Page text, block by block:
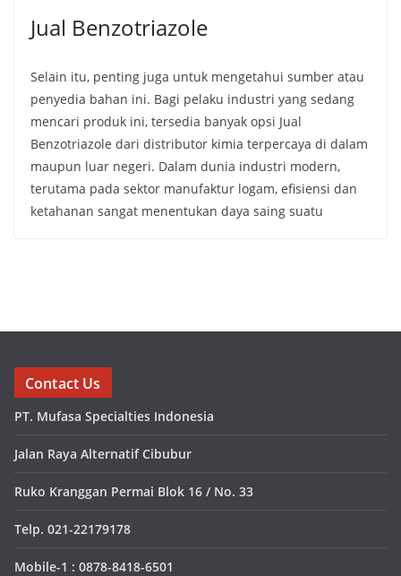
Jual Benzotriazole
Selain itu, penting juga untuk mengetahui sumber atau
penyedia bahan ini. Bagi pelaku industri yang sedang
mencari produk ini, tersedia banyak opsi Jual
Benzotriazole dari distributor kimia terpercaya di dalam
maupun luar negeri. Dalam dunia industri modern,
terutama pada sektor manufaktur logam, efisiensi dan
ketahanan sangat menentukan daya saing suatu
Contact Us
PT. Mufasa Specialties Indonesia
Jalan Raya Alternatif Cibubur
Ruko Kranggan Permai Blok 16 / No. 33
Telp. 021-22179178
Mobile-1 : 0878-8418-6501